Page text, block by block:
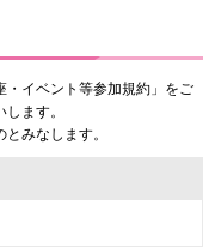
・イベント等参加規約」をご
ます。
みなします。